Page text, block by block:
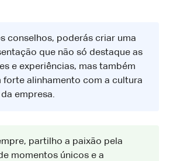
conselhos, poderás criar uma
que não só destaque as
e experiências, mas também
forte alinhamento com a cultura
empresa.
partilho a paixão pela
momentos únicos e a